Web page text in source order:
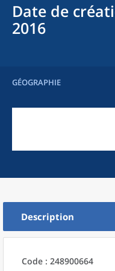
Date de
2016
GÉOGRAPHIE
Description
Code : 248900664